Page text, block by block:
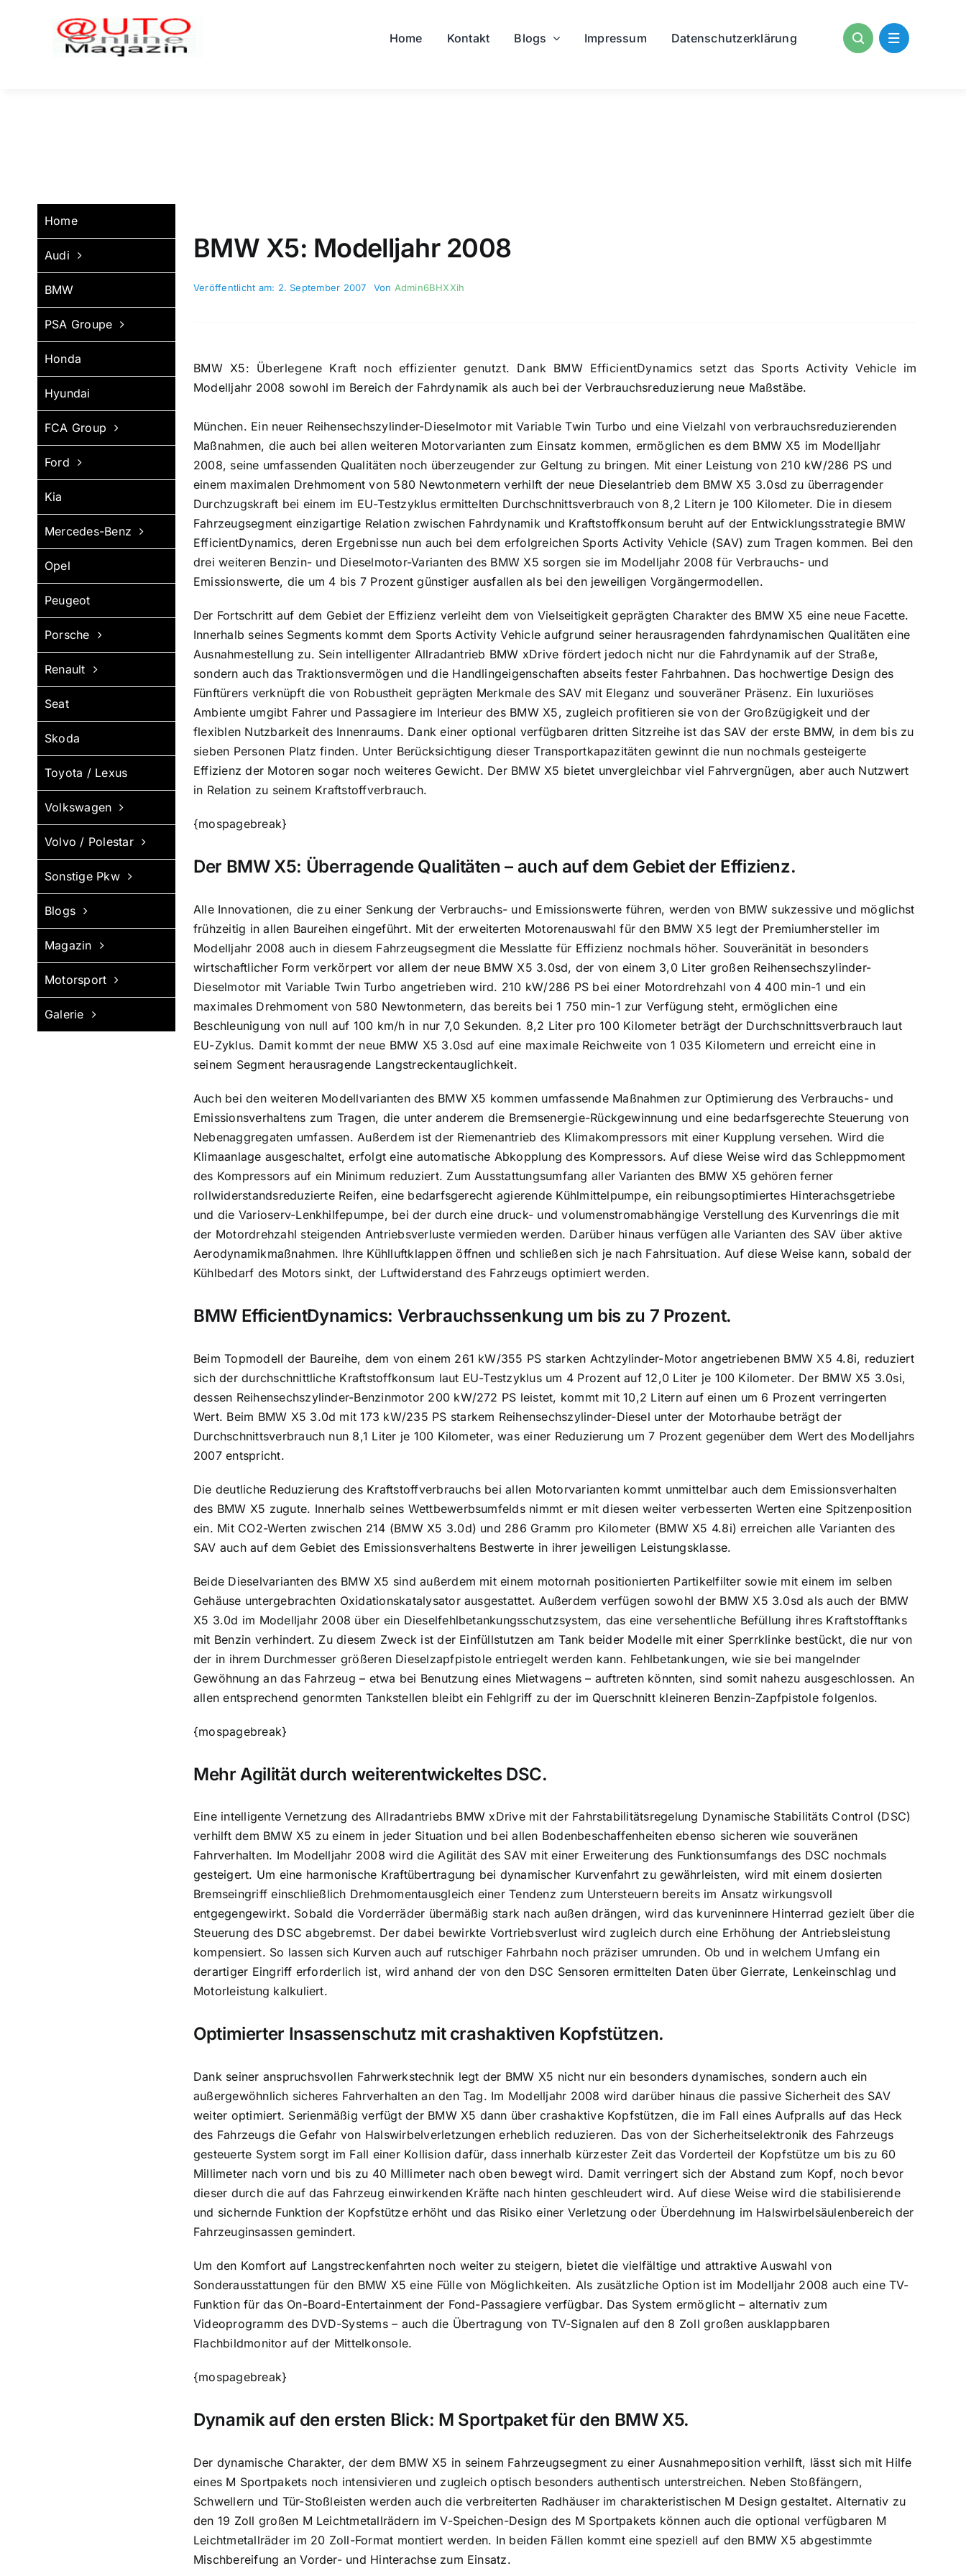
Home Kontakt Blogs Impressum Datenschutzerklärung
Home
Audi
BMW
PSA Groupe
Honda
Hyundai
FCA Group
Ford
Kia
Mercedes-Benz
Opel
Peugeot
Porsche
Renault
Seat
Skoda
Toyota / Lexus
Volkswagen
Volvo / Polestar
Sonstige Pkw
Blogs
Magazin
Motorsport
Galerie
BMW X5: Modelljahr 2008
Veröffentlicht am: 2. September 2007 Von Admin6BHXXih
BMW X5: Überlegene Kraft noch effizienter genutzt. Dank BMW EfficientDynamics setzt das Sports Activity Vehicle im
Modelljahr 2008 sowohl im Bereich der Fahrdynamik als auch bei der Verbrauchsreduzierung neue Maßstäbe.
München. Ein neuer Reihensechszylinder-Dieselmotor mit Variable Twin Turbo und eine Vielzahl von verbrauchsreduzierenden
Maßnahmen, die auch bei allen weiteren Motorvarianten zum Einsatz kommen, ermöglichen es dem BMW X5 im Modelljahr
2008, seine umfassenden Qualitäten noch überzeugender zur Geltung zu bringen. Mit einer Leistung von 210 kW/286 PS und
einem maximalen Drehmoment von 580 Newtonmetern verhilft der neue Dieselantrieb dem BMW X5 3.0sd zu überragender
Durchzugskraft bei einem im EU-Testzyklus ermittelten Durchschnittsverbrauch von 8,2 Litern je 100 Kilometer. Die in diesem
Fahrzeugsegment einzigartige Relation zwischen Fahrdynamik und Kraftstoffkonsum beruht auf der Entwicklungsstrategie BMW
EfficientDynamics, deren Ergebnisse nun auch bei dem erfolgreichen Sports Activity Vehicle (SAV) zum Tragen kommen. Bei den
drei weiteren Benzin- und Dieselmotor-Varianten des BMW X5 sorgen sie im Modelljahr 2008 für Verbrauchs- und
Emissionswerte, die um 4 bis 7 Prozent günstiger ausfallen als bei den jeweiligen Vorgängermodellen.
Der Fortschritt auf dem Gebiet der Effizienz verleiht dem von Vielseitigkeit geprägten Charakter des BMW X5 eine neue Facette.
Innerhalb seines Segments kommt dem Sports Activity Vehicle aufgrund seiner herausragenden fahrdynamischen Qualitäten eine
Ausnahmestellung zu. Sein intelligenter Allradantrieb BMW xDrive fördert jedoch nicht nur die Fahrdynamik auf der Straße,
sondern auch das Traktionsvermögen und die Handlingeigenschaften abseits fester Fahrbahnen. Das hochwertige Design des
Fünftürers verknüpft die von Robustheit geprägten Merkmale des SAV mit Eleganz und souveräner Präsenz. Ein luxuriöses
Ambiente umgibt Fahrer und Passagiere im Interieur des BMW X5, zugleich profitieren sie von der Großzügigkeit und der
flexiblen Nutzbarkeit des Innenraums. Dank einer optional verfügbaren dritten Sitzreihe ist das SAV der erste BMW, in dem bis zu
sieben Personen Platz finden. Unter Berücksichtigung dieser Transportkapazitäten gewinnt die nun nochmals gesteigerte
Effizienz der Motoren sogar noch weiteres Gewicht. Der BMW X5 bietet unvergleichbar viel Fahrvergnügen, aber auch Nutzwert
in Relation zu seinem Kraftstoffverbrauch.
{mospagebreak}
Der BMW X5: Überragende Qualitäten – auch auf dem Gebiet der Effizienz.
Alle Innovationen, die zu einer Senkung der Verbrauchs- und Emissionswerte führen, werden von BMW sukzessive und möglichst
frühzeitig in allen Baureihen eingeführt. Mit der erweiterten Motorenauswahl für den BMW X5 legt der Premiumhersteller im
Modelljahr 2008 auch in diesem Fahrzeugsegment die Messlatte für Effizienz nochmals höher. Souveränität in besonders
wirtschaftlicher Form verkörpert vor allem der neue BMW X5 3.0sd, der von einem 3,0 Liter großen Reihensechszylinder-
Dieselmotor mit Variable Twin Turbo angetrieben wird. 210 kW/286 PS bei einer Motordrehzahl von 4 400 min-1 und ein
maximales Drehmoment von 580 Newtonmetern, das bereits bei 1 750 min-1 zur Verfügung steht, ermöglichen eine
Beschleunigung von null auf 100 km/h in nur 7,0 Sekunden. 8,2 Liter pro 100 Kilometer beträgt der Durchschnittsverbrauch laut
EU-Zyklus. Damit kommt der neue BMW X5 3.0sd auf eine maximale Reichweite von 1 035 Kilometern und erreicht eine in
seinem Segment herausragende Langstreckentauglichkeit.
Auch bei den weiteren Modellvarianten des BMW X5 kommen umfassende Maßnahmen zur Optimierung des Verbrauchs- und
Emissionsverhaltens zum Tragen, die unter anderem die Bremsenergie-Rückgewinnung und eine bedarfsgerechte Steuerung von
Nebenaggregaten umfassen. Außerdem ist der Riemenantrieb des Klimakompressors mit einer Kupplung versehen. Wird die
Klimaanlage ausgeschaltet, erfolgt eine automatische Abkopplung des Kompressors. Auf diese Weise wird das Schleppmoment
des Kompressors auf ein Minimum reduziert. Zum Ausstattungsumfang aller Varianten des BMW X5 gehören ferner
rollwiderstandsreduzierte Reifen, eine bedarfsgerecht agierende Kühlmittelpumpe, ein reibungsoptimiertes Hinterachsgetriebe
und die Varioserv-Lenkhilfepumpe, bei der durch eine druck- und volumenstromabhängige Verstellung des Kurvenrings die mit
der Motordrehzahl steigenden Antriebsverluste vermieden werden. Darüber hinaus verfügen alle Varianten des SAV über aktive
Aerodynamikmaßnahmen. Ihre Kühlluftklappen öffnen und schließen sich je nach Fahrsituation. Auf diese Weise kann, sobald der
Kühlbedarf des Motors sinkt, der Luftwiderstand des Fahrzeugs optimiert werden.
BMW EfficientDynamics: Verbrauchssenkung um bis zu 7 Prozent.
Beim Topmodell der Baureihe, dem von einem 261 kW/355 PS starken Achtzylinder-Motor angetriebenen BMW X5 4.8i, reduziert
sich der durchschnittliche Kraftstoffkonsum laut EU-Testzyklus um 4 Prozent auf 12,0 Liter je 100 Kilometer. Der BMW X5 3.0si,
dessen Reihensechszylinder-Benzinmotor 200 kW/272 PS leistet, kommt mit 10,2 Litern auf einen um 6 Prozent verringerten
Wert. Beim BMW X5 3.0d mit 173 kW/235 PS starkem Reihensechszylinder-Diesel unter der Motorhaube beträgt der
Durchschnittsverbrauch nun 8,1 Liter je 100 Kilometer, was einer Reduzierung um 7 Prozent gegenüber dem Wert des Modelljahrs
2007 entspricht.
Die deutliche Reduzierung des Kraftstoffverbrauchs bei allen Motorvarianten kommt unmittelbar auch dem Emissionsverhalten
des BMW X5 zugute. Innerhalb seines Wettbewerbsumfelds nimmt er mit diesen weiter verbesserten Werten eine Spitzenposition
ein. Mit CO2-Werten zwischen 214 (BMW X5 3.0d) und 286 Gramm pro Kilometer (BMW X5 4.8i) erreichen alle Varianten des
SAV auch auf dem Gebiet des Emissionsverhaltens Bestwerte in ihrer jeweiligen Leistungsklasse.
Beide Dieselvarianten des BMW X5 sind außerdem mit einem motornah positionierten Partikelfilter sowie mit einem im selben
Gehäuse untergebrachten Oxidationskatalysator ausgestattet. Außerdem verfügen sowohl der BMW X5 3.0sd als auch der BMW
X5 3.0d im Modelljahr 2008 über ein Dieselfehlbetankungsschutzsystem, das eine versehentliche Befüllung ihres Kraftstofftanks
mit Benzin verhindert. Zu diesem Zweck ist der Einfüllstutzen am Tank beider Modelle mit einer Sperrklinke bestückt, die nur von
der in ihrem Durchmesser größeren Dieselzapfpistole entriegelt werden kann. Fehlbetankungen, wie sie bei mangelnder
Gewöhnung an das Fahrzeug – etwa bei Benutzung eines Mietwagens – auftreten könnten, sind somit nahezu ausgeschlossen. An
allen entsprechend genormten Tankstellen bleibt ein Fehlgriff zu der im Querschnitt kleineren Benzin-Zapfpistole folgenlos.
{mospagebreak}
Mehr Agilität durch weiterentwickeltes DSC.
Eine intelligente Vernetzung des Allradantriebs BMW xDrive mit der Fahrstabilitätsregelung Dynamische Stabilitäts Control (DSC)
verhilft dem BMW X5 zu einem in jeder Situation und bei allen Bodenbeschaffenheiten ebenso sicheren wie souveränen
Fahrverhalten. Im Modelljahr 2008 wird die Agilität des SAV mit einer Erweiterung des Funktionsumfangs des DSC nochmals
gesteigert. Um eine harmonische Kraftübertragung bei dynamischer Kurvenfahrt zu gewährleisten, wird mit einem dosierten
Bremseingriff einschließlich Drehmomentausgleich einer Tendenz zum Untersteuern bereits im Ansatz wirkungsvoll
entgegengewirkt. Sobald die Vorderräder übermäßig stark nach außen drängen, wird das kurveninnere Hinterrad gezielt über die
Steuerung des DSC abgebremst. Der dabei bewirkte Vortriebsverlust wird zugleich durch eine Erhöhung der Antriebsleistung
kompensiert. So lassen sich Kurven auch auf rutschiger Fahrbahn noch präziser umrunden. Ob und in welchem Umfang ein
derartiger Eingriff erforderlich ist, wird anhand der von den DSC Sensoren ermittelten Daten über Gierrate, Lenkeinschlag und
Motorleistung kalkuliert.
Optimierter Insassenschutz mit crashaktiven Kopfstützen.
Dank seiner anspruchsvollen Fahrwerkstechnik legt der BMW X5 nicht nur ein besonders dynamisches, sondern auch ein
außergewöhnlich sicheres Fahrverhalten an den Tag. Im Modelljahr 2008 wird darüber hinaus die passive Sicherheit des SAV
weiter optimiert. Serienmäßig verfügt der BMW X5 dann über crashaktive Kopfstützen, die im Fall eines Aufpralls auf das Heck
des Fahrzeugs die Gefahr von Halswirbelverletzungen erheblich reduzieren. Das von der Sicherheitselektronik des Fahrzeugs
gesteuerte System sorgt im Fall einer Kollision dafür, dass innerhalb kürzester Zeit das Vorderteil der Kopfstütze um bis zu 60
Millimeter nach vorn und bis zu 40 Millimeter nach oben bewegt wird. Damit verringert sich der Abstand zum Kopf, noch bevor
dieser durch die auf das Fahrzeug einwirkenden Kräfte nach hinten geschleudert wird. Auf diese Weise wird die stabilisierende
und sichernde Funktion der Kopfstütze erhöht und das Risiko einer Verletzung oder Überdehnung im Halswirbelsäulenbereich der
Fahrzeuginsassen gemindert.
Um den Komfort auf Langstreckenfahrten noch weiter zu steigern, bietet die vielfältige und attraktive Auswahl von
Sonderausstattungen für den BMW X5 eine Fülle von Möglichkeiten. Als zusätzliche Option ist im Modelljahr 2008 auch eine TV-
Funktion für das On-Board-Entertainment der Fond-Passagiere verfügbar. Das System ermöglicht – alternativ zum
Videoprogramm des DVD-Systems – auch die Übertragung von TV-Signalen auf den 8 Zoll großen ausklappbaren
Flachbildmonitor auf der Mittelkonsole.
{mospagebreak}
Dynamik auf den ersten Blick: M Sportpaket für den BMW X5.
Der dynamische Charakter, der dem BMW X5 in seinem Fahrzeugsegment zu einer Ausnahmeposition verhilft, lässt sich mit Hilfe
eines M Sportpakets noch intensivieren und zugleich optisch besonders authentisch unterstreichen. Neben Stoßfängern,
Schwellern und Tür-Stoßleisten werden auch die verbreiterten Radhäuser im charakteristischen M Design gestaltet. Alternativ zu
den 19 Zoll großen M Leichtmetallrädern im V-Speichen-Design des M Sportpakets können auch die optional verfügbaren M
Leichtmetallräder im 20 Zoll-Format montiert werden. In beiden Fällen kommt eine speziell auf den BMW X5 abgestimmte
Mischbereifung an Vorder- und Hinterachse zum Einsatz.